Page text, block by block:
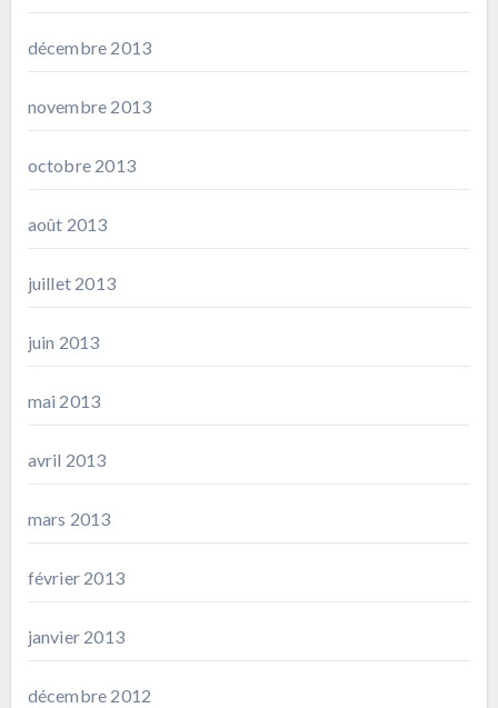
décembre 2013
novembre 2013
octobre 2013
août 2013
juillet 2013
juin 2013
mai 2013
avril 2013
mars 2013
février 2013
janvier 2013
décembre 2012